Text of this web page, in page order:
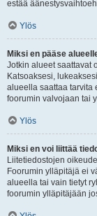
estää
Ylös
Miksi en pääse
Jotkin alueet saattavat
Katsoaksesi,
alueella saattaa tarvita
foorumin valvojaan tai
Ylös
Miksi en voi liittää
Liitetiedostojen
Foorumin ylläpitäjä ei
alueella tai vain tietyt
foorumin ylläpitäjään